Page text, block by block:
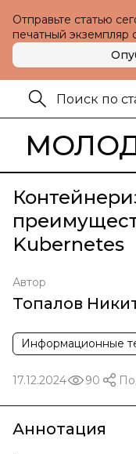
Отправьте статью
печатный экземпляр
Kubernetes
Автор
Топалов
Информационные
17.12.2024 90
Аннотация